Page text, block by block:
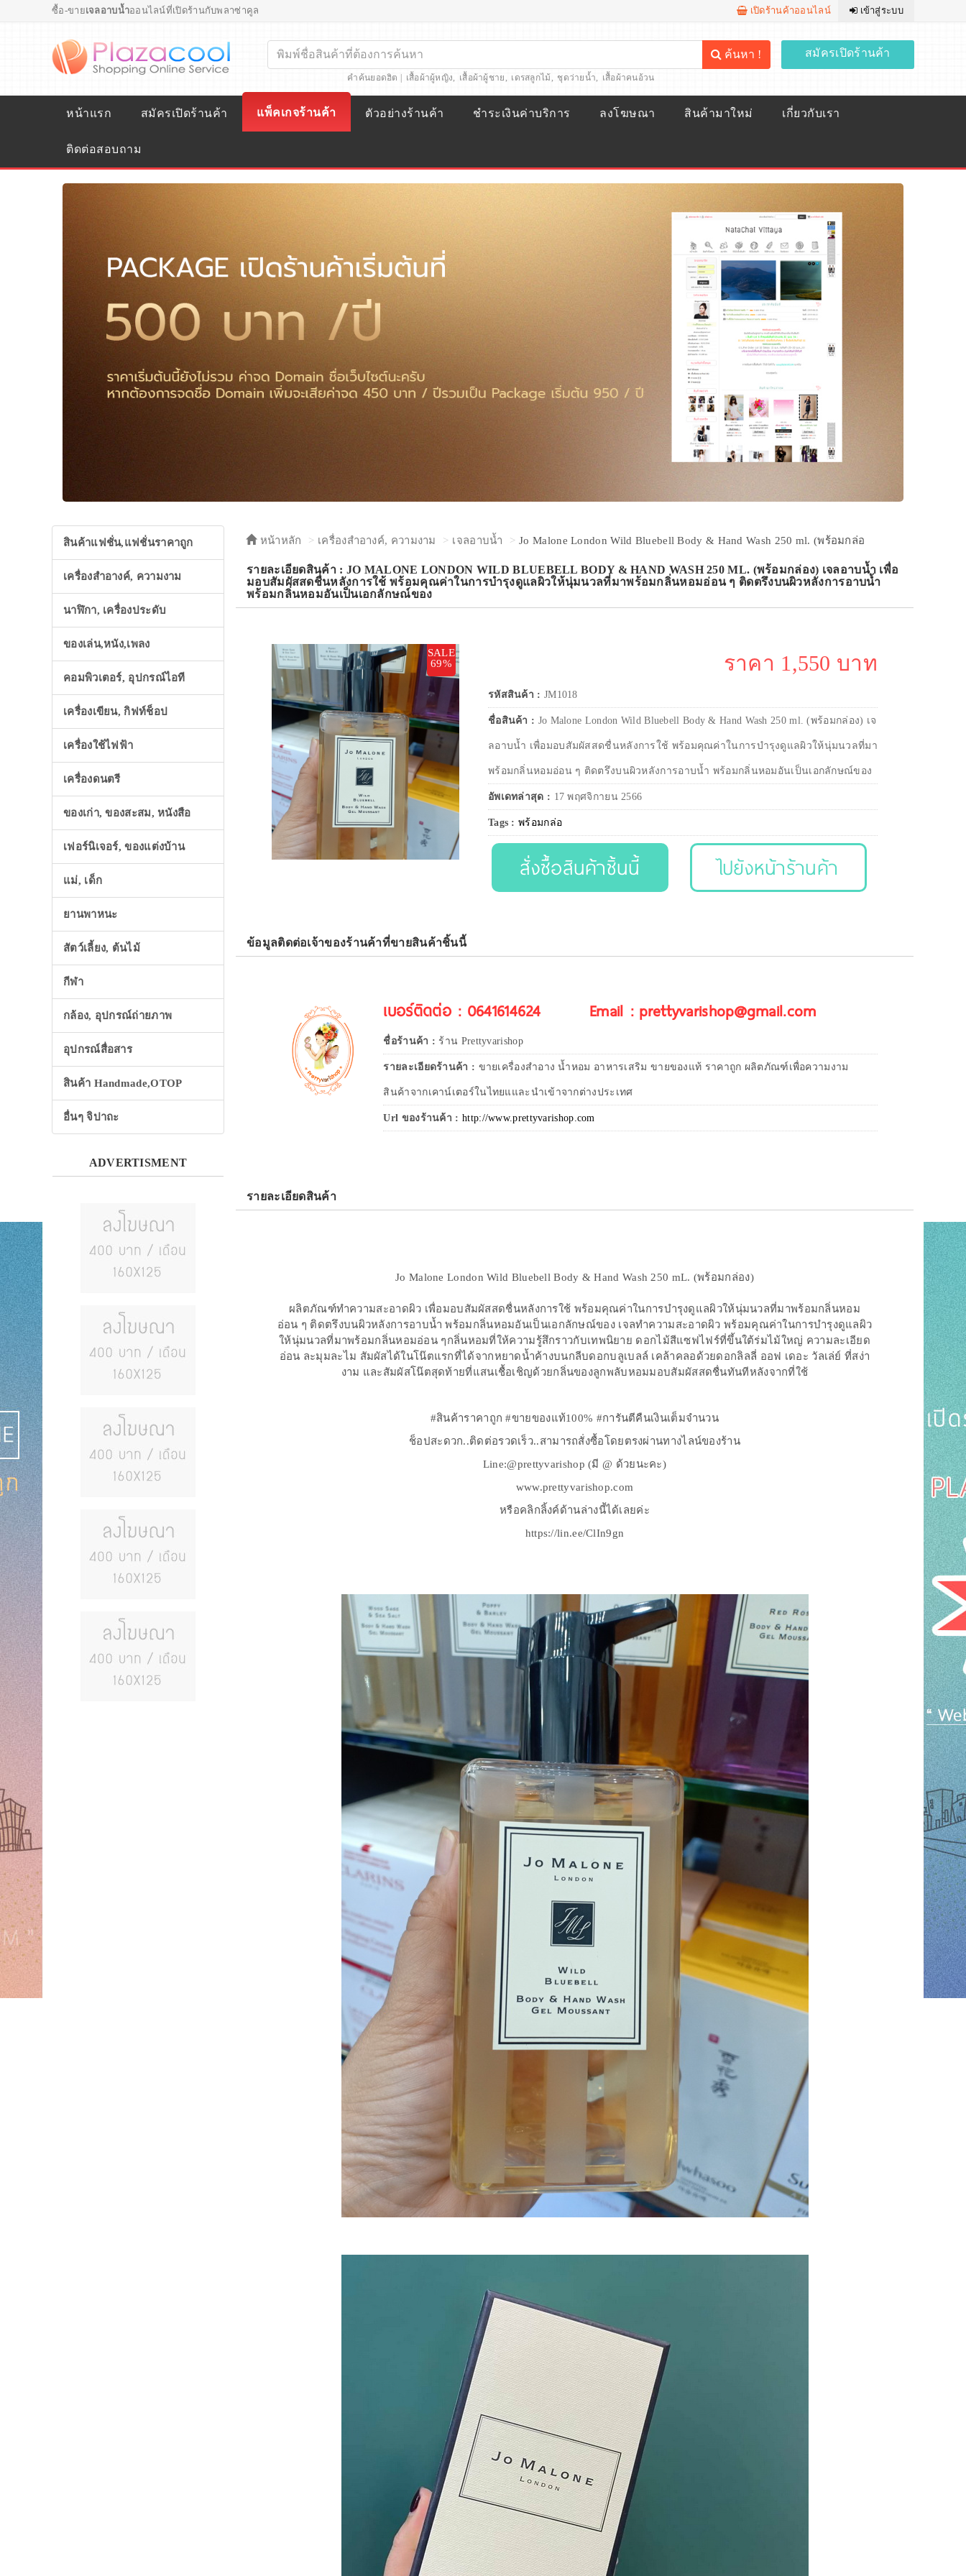
ซื้อ-ขายเจลอาบน้ำออนไลน์ที่เปิดร้านกับพลาซ่าคูล เปิดร้านค้าออนไลน์ เข้าสู่ระบบ
ค้นหา !
คำค้นยอดฮิต | เสื้อผ้าผู้หญิง, เสื้อผ้าผู้ชาย, เดรสลูกไม้, ชุดว่ายน้ำ, เสื้อผ้าคนอ้วน
สมัครเปิดร้านค้า
หน้าแรก สมัครเปิดร้านค้า แพ็คเกจร้านค้า ตัวอย่างร้านค้า ชำระเงินค่าบริการ ลงโฆษณา สินค้ามาใหม่ เกี่ยวกับเรา
ติดต่อสอบถาม
สินค้าแฟชั่น,แฟชั่นราคาถูก
เครื่องสำอางค์, ความงาม
นาฬิกา, เครื่องประดับ
ของเล่น,หนัง,เพลง
คอมพิวเตอร์, อุปกรณ์ไอที
เครื่องเขียน, กิฟท์ช็อป
เครื่องใช้ไฟฟ้า
เครื่องดนตรี
ของเก่า, ของสะสม, หนังสือ
เฟอร์นิเจอร์, ของแต่งบ้าน
แม่, เด็ก
ยานพาหนะ
สัตว์เลี้ยง, ต้นไม้
กีฬา
กล้อง, อุปกรณ์ถ่ายภาพ
อุปกรณ์สื่อสาร
สินค้า Handmade,OTOP
อื่นๆ จิปาถะ
ADVERTISMENT
หน้าหลัก เครื่องสำอางค์, ความงาม เจลอาบน้ำ Jo Malone London Wild Bluebell Body & Hand Wash 250 ml. (พร้อมกล่อ
รายละเอียดสินค้า : JO MALONE LONDON WILD BLUEBELL BODY & HAND WASH 250 ML. (พร้อมกล่อง) เจลอาบน้ำ เพื่อ
มอบสัมผัสสดชื่นหลังการใช้ พร้อมคุณค่าในการบำรุงดูแลผิวให้นุ่มนวลที่มาพร้อมกลิ่นหอมอ่อน ๆ ติดตรึงบนผิวหลังการอาบน้ำ
พร้อมกลิ่นหอมอันเป็นเอกลักษณ์ของ
SALE
69%
ราคา 1,550 บาท
รหัสสินค้า : JM1018
ชื่อสินค้า : Jo Malone London Wild Bluebell Body & Hand Wash 250 ml. (พร้อมกล่อง) เจ
ลอาบน้ำ เพื่อมอบสัมผัสสดชื่นหลังการใช้ พร้อมคุณค่าในการบำรุงดูแลผิวให้นุ่มนวลที่มา
พร้อมกลิ่นหอมอ่อน ๆ ติดตรึงบนผิวหลังการอาบน้ำ พร้อมกลิ่นหอมอันเป็นเอกลักษณ์ของ
อัพเดทล่าสุด : 17 พฤศจิกายน 2566
Tags :พร้อมกล่อ
สั่งซื้อสินค้าชิ้นนี้ ไปยังหน้าร้านค้า
ข้อมูลติดต่อเจ้าของร้านค้าที่ขายสินค้าชิ้นนี้
เบอร์ติดต่อ : 0641614624 Email : prettyvarishop@gmail.com
ชื่อร้านค้า : ร้าน Prettyvarishop
รายละเอียดร้านค้า : ขายเครื่องสำอาง น้ำหอม อาหารเสริม ขายของแท้ ราคาถูก ผลิตภัณฑ์เพื่อความงาม
สินค้าจากเคาน์เตอร์ในไทยแและนำเข้าจากต่างประเทศ
Url ของร้านค้า : http://www.prettyvarishop.com
รายละเอียดสินค้า
Jo Malone London Wild Bluebell Body & Hand Wash 250 mL. (พร้อมกล่อง)
ผลิตภัณฑ์ทำความสะอาดผิว เพื่อมอบสัมผัสสดชื่นหลังการใช้ พร้อมคุณค่าในการบำรุงดูแลผิวให้นุ่มนวลที่มาพร้อมกลิ่นหอม
อ่อน ๆ ติดตรึงบนผิวหลังการอาบน้ำ พร้อมกลิ่นหอมอันเป็นเอกลักษณ์ของ เจลทำความสะอาดผิว พร้อมคุณค่าในการบำรุงดูแลผิว
ให้นุ่มนวลที่มาพร้อมกลิ่นหอมอ่อน ๆกลิ่นหอมที่ให้ความรู้สึกราวกับเทพนิยาย ดอกไม้สีแซฟไฟร์ที่ขึ้นใต้ร่มไม้ใหญ่ ความละเอียด
อ่อน ละมุมละไม สัมผัสได้ในโน๊ตแรกที่ได้จากหยาดน้ำค้างบนกลีบดอกบลูเบลล์ เคล้าคลอด้วยดอกลิลลี่ ออฟ เดอะ วัลเล่ย์ ที่สง่า
งาม และสัมผัสโน๊ตสุดท้ายที่แสนเชื้อเชิญด้วยกลิ่นของลูกพลับหอมมอบสัมผัสสดชื่นทันทีหลังจากที่ใช้
#สินค้าราคาถูก #ขายของแท้100% #การันตีคืนเงินเต็มจำนวน
ช็อปสะดวก..ติดต่อรวดเร็ว..สามารถสั่งซื้อโดยตรงผ่านทางไลน์ของร้าน
Line:@prettyvarishop (มี @ ด้วยนะคะ)
www.prettyvarishop.com
หรือคลิกลิ้งค์ด้านล่างนี้ได้เลยค่ะ
https://lin.ee/ClIn9gn